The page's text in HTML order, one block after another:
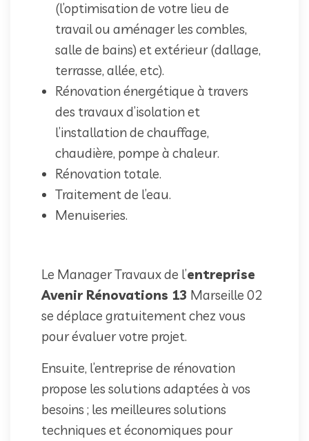
(l’optimisation de votre lieu de
travail ou aménager les combles,
salle de bains) et extérieur (dallage,
terrasse, allée, etc).
Rénovation énergétique à travers
des travaux d’isolation et
l’installation de chauffage,
chaudière, pompe à chaleur.
Rénovation totale.
Traitement de l’eau.
Menuiseries.
Le Manager Travaux de l’entreprise
Avenir Rénovations 13 Marseille 02
se déplace gratuitement chez vous
pour évaluer votre projet.
Ensuite, l’entreprise de rénovation
propose les solutions adaptées à vos
besoins ; les meilleures solutions
techniques et économiques pour